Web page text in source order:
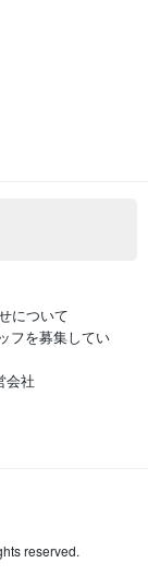
について
フを募集してい
会社
reserved.